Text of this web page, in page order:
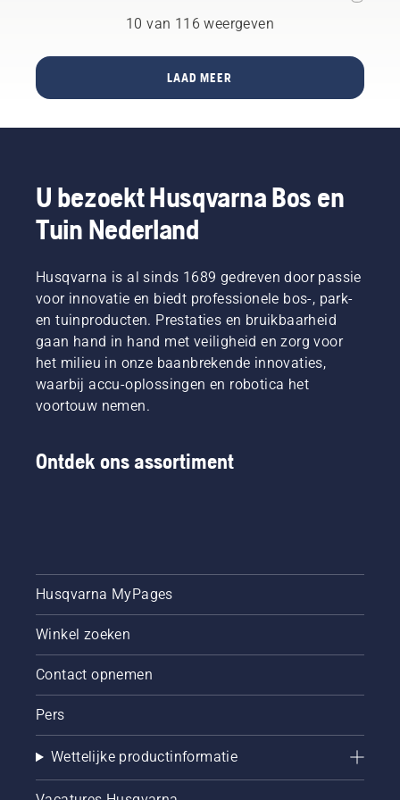
biedt
twee
mogelijkheden:
installatie
installatie
fysieke
een open
de lucht
omstandigheden
gebouwen
bomen
rond het
staan,
kunnen
deze de
satellietsignalen
blokkeren.
Onze
modellen
maken
ondersteuning
in
zijn,
zodat de
uw hele
gazon
defecte
lichamelijke
10 van 116 weergeven
LAAD MEER
U bezoekt Husqvarna Bos en
Tuin Nederland
Husqvarna is al sinds 1689 gedreven door passie
voor innovatie en biedt professionele bos-, park-
en tuinproducten. Prestaties en bruikbaarheid
gaan hand in hand met veiligheid en zorg voor
het milieu in onze baanbrekende innovaties,
waarbij accu-oplossingen en robotica het
voortouw nemen.
Ontdek ons assortiment
Husqvarna MyPages
Winkel zoeken
Contact opnemen
Pers
Wettelijke productinformatie